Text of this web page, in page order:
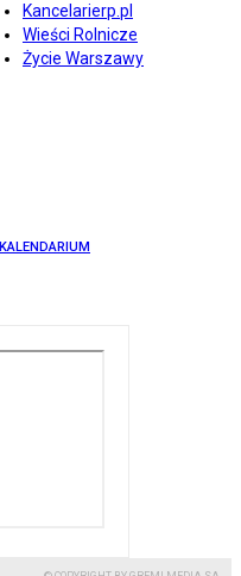
Kancelarierp.pl
Wieści Rolnicze
Życie Warszawy
KALENDARIUM